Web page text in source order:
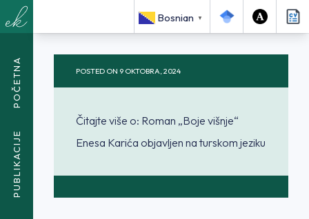
Bosnian ▼
POČETNA
PUBLIKACIJE
VIŠNJE“ ENESA KARIĆA OBJAVLJEN NA TURSKOM
POSTED ON 9 OKTOBRA, 2024
Čitajte više o: Roman „Boje višnje“
Enesa Karića objavljen na turskom jeziku